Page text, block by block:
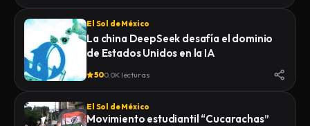
El Sol de México
La china DeepSeek desafía el dominio
de Estados Unidos en la IA
500.0K lecturas
El Sol de México
Movimiento estudiantil “Cucarachas”